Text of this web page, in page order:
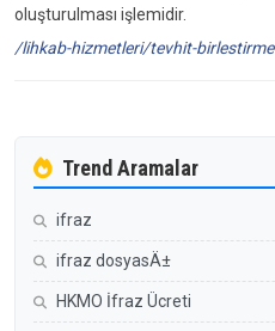
oluşturulması işlemidir.
/lihkab-hizmetleri/tevhit-birlestirme
Trend Aramalar
ifraz
ifraz dosyasÄ±
HKMO İfraz Ücreti